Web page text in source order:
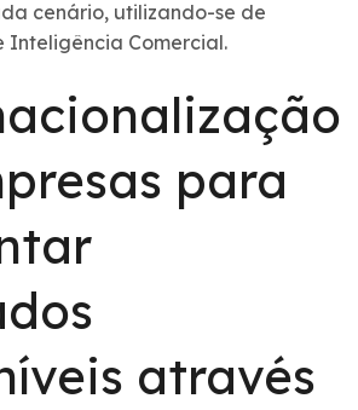
cenário, utilizando-se de
Inteligência Comercial.
para
através